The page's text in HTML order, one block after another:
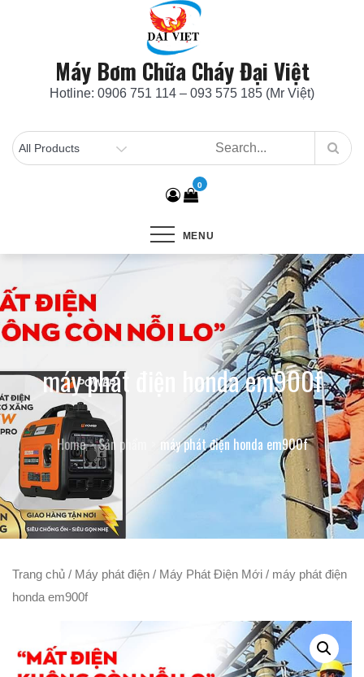
Máy Bơm Chữa Cháy Đại Việt
Hotline: 0906 751 114 – 093 575 185 (Mr Việt)
0
MENU
máy phát điện honda em900f
Home Sản phẩm máy phát điện honda em900f
Trang chủ / Máy phát điện / Máy Phát Điện Mới / máy phát điện
honda em900f